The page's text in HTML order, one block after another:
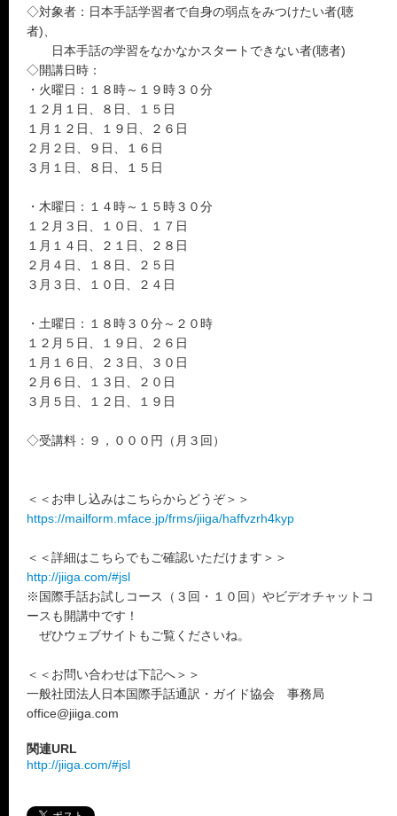
◇対象者：日本手話学習者で自身の弱点をみつけたい者(聴
者)、
日本手話の学習をなかなかスタートできない者(聴者)
◇開講日時：
・火曜日：１８時～１９時３０分
１２月１日、８日、１５日
１月１２日、１９日、２６日
２月２日、９日、１６日
３月１日、８日、１５日
・木曜日：１４時～１５時３０分
１２月３日、１０日、１７日
１月１４日、２１日、２８日
２月４日、１８日、２５日
３月３日、１０日、２４日
・土曜日：１８時３０分～２０時
１２月５日、１９日、２６日
１月１６日、２３日、３０日
２月６日、１３日、２０日
３月５日、１２日、１９日
◇受講料：９，０００円（月３回）
＜＜お申し込みはこちらからどうぞ＞＞
https://mailform.mface.jp/frms/jiiga/haffvzrh4kyp
＜＜詳細はこちらでもご確認いただけます＞＞
http://jiiga.com/#jsl
※国際手話お試しコース（３回・１０回）やビデオチャットコ
ースも開講中です！
ぜひウェブサイトもご覧くださいね。
＜＜お問い合わせは下記へ＞＞
一般社団法人日本国際手話通訳・ガイド協会 事務局
office@jiiga.com
関連URL
http://jiiga.com/#jsl